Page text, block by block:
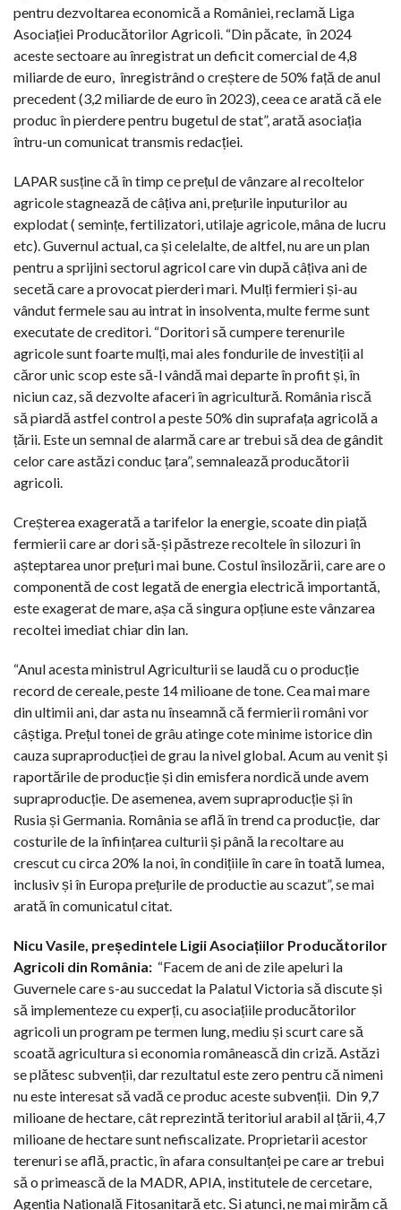
pentru dezvoltarea economică a României, reclamă Liga
Asociației Producătorilor Agricoli. “Din păcate, în 2024
aceste sectoare au înregistrat un deficit comercial de 4,8
miliarde de euro, înregistrând o creștere de 50% față de anul
precedent (3,2 miliarde de euro în 2023), ceea ce arată că ele
produc în pierdere pentru bugetul de stat”, arată asociația
întru-un comunicat transmis redacției.
LAPAR susține că în timp ce prețul de vânzare al recoltelor
agricole stagnează de câțiva ani, prețurile inputurilor au
explodat ( semințe, fertilizatori, utilaje agricole, mâna de lucru
etc). Guvernul actual, ca și celelalte, de altfel, nu are un plan
pentru a sprijini sectorul agricol care vin după câțiva ani de
secetă care a provocat pierderi mari. Mulți fermieri și-au
vândut fermele sau au intrat in insolventa, multe ferme sunt
executate de creditori. “Doritori să cumpere terenurile
agricole sunt foarte mulți, mai ales fondurile de investiții al
căror unic scop este să-l vândă mai departe în profit și, în
niciun caz, să dezvolte afaceri în agricultură. România riscă
să piardă astfel control a peste 50% din suprafața agricolă a
țării. Este un semnal de alarmă care ar trebui să dea de gândit
celor care astăzi conduc țara”, semnalează producătorii
agricoli.
Creșterea exagerată a tarifelor la energie, scoate din piață
fermierii care ar dori să-și păstreze recoltele în silozuri în
așteptarea unor prețuri mai bune. Costul însilozării, care are o
componentă de cost legată de energia electrică importantă,
este exagerat de mare, așa că singura opțiune este vânzarea
recoltei imediat chiar din lan.
“Anul acesta ministrul Agriculturii se laudă cu o producție
record de cereale, peste 14 milioane de tone. Cea mai mare
din ultimii ani, dar asta nu înseamnă că fermierii români vor
câștiga. Prețul tonei de grâu atinge cote minime istorice din
cauza supraproducției de grau la nivel global. Acum au venit și
raportările de producție și din emisfera nordică unde avem
supraproducție. De asemenea, avem supraproducție și în
Rusia și Germania. România se află în trend ca producție, dar
costurile de la înființarea culturii și până la recoltare au
crescut cu circa 20% la noi, în condițiile în care în toată lumea,
inclusiv și în Europa prețurile de productie au scazut”, se mai
arată în comunicatul citat.
Nicu Vasile, președintele Ligii Asociațiilor Producătorilor
Agricoli din România: “Facem de ani de zile apeluri la
Guvernele care s-au succedat la Palatul Victoria să discute și
să implementeze cu experți, cu asociațiile producătorilor
agricoli un program pe termen lung, mediu și scurt care să
scoată agricultura si economia românească din criză. Astăzi
se plătesc subvenții, dar rezultatul este zero pentru că nimeni
nu este interesat să vadă ce produc aceste subvenții. Din 9,7
milioane de hectare, cât reprezintă teritoriul arabil al țării, 4,7
milioane de hectare sunt nefiscalizate. Proprietarii acestor
terenuri se află, practic, în afara consultanței pe care ar trebui
să o primească de la MADR, APIA, institutele de cercetare,
Agenția Națională Fitosanitară etc. Și atunci, ne mai mirăm că